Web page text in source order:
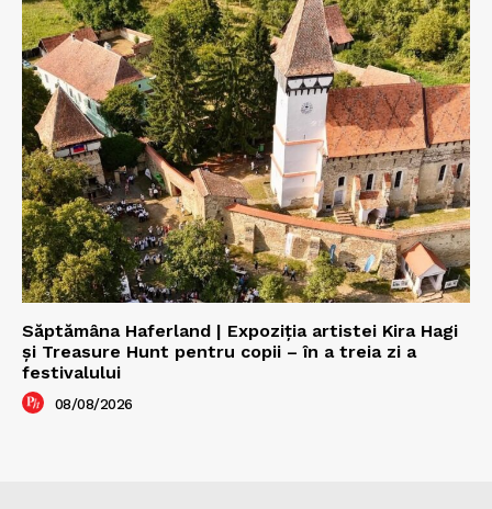
Săptămâna Haferland | Expoziţia artistei Kira Hagi
şi Treasure Hunt pentru copii – în a treia zi a
festivalului
08/08/2026